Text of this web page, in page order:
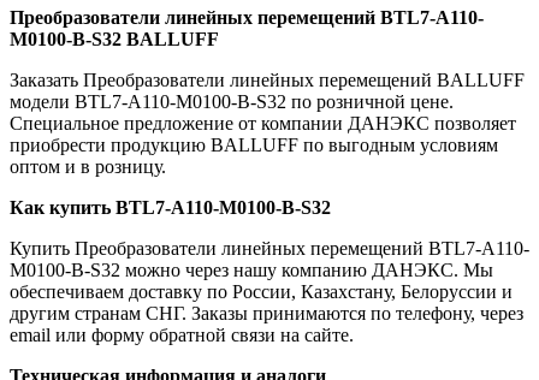
Преобразователи линейных перемещений BTL7-A110-
M0100-B-S32 BALLUFF
Заказать Преобразователи линейных перемещений BALLUFF
модели BTL7-A110-M0100-B-S32 по розничной цене.
Специальное предложение от компании ДАНЭКС позволяет
приобрести продукцию BALLUFF по выгодным условиям
оптом и в розницу.
Как купить BTL7-A110-M0100-B-S32
Купить Преобразователи линейных перемещений BTL7-A110-
M0100-B-S32 можно через нашу компанию ДАНЭКС. Мы
обеспечиваем доставку по России, Казахстану, Белоруссии и
другим странам СНГ. Заказы принимаются по телефону, через
email или форму обратной связи на сайте.